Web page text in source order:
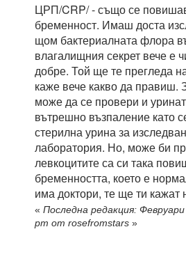
ЦРП/CRP/ - също се
бременност. Имаш доста
щом бактериалната флора
влагалищния секрет вече е
добре. Той ще те прегледа
каже вече какво да правиш.
може да се провери и
вътрешно възпаление като
стерилна урина за
лаборатория. Но, може би
левкоцитите са си така
бременността, което е
има доктори, те ще ти кажат
« Последна редакция:
pm от rosefromstars »